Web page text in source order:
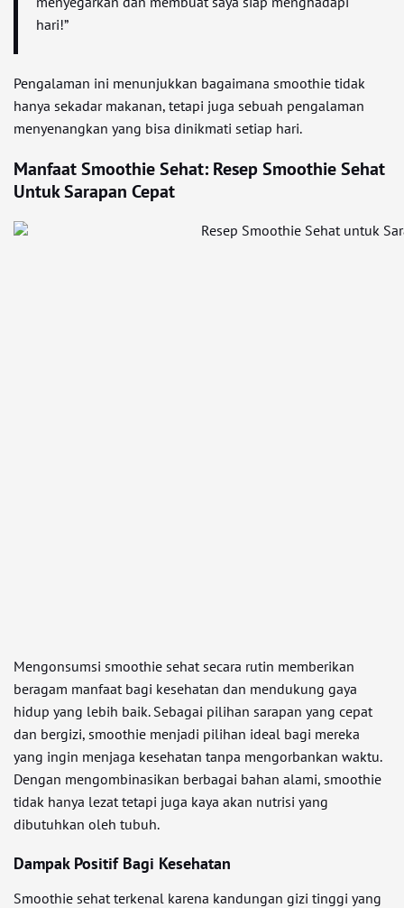
hari!”
Pengalaman ini menunjukkan bagaimana smoothie tidak
hanya sekadar makanan, tetapi juga sebuah pengalaman
menyenangkan yang bisa dinikmati setiap hari.
Manfaat Smoothie Sehat: Resep Smoothie Sehat
Untuk Sarapan Cepat
Mengonsumsi smoothie sehat secara rutin memberikan
beragam manfaat bagi kesehatan dan mendukung gaya
hidup yang lebih baik. Sebagai pilihan sarapan yang cepat
dan bergizi, smoothie menjadi pilihan ideal bagi mereka
yang ingin menjaga kesehatan tanpa mengorbankan waktu.
Dengan mengombinasikan berbagai bahan alami, smoothie
tidak hanya lezat tetapi juga kaya akan nutrisi yang
dibutuhkan oleh tubuh.
Dampak Positif Bagi Kesehatan
Smoothie sehat terkenal karena kandungan gizi tinggi yang